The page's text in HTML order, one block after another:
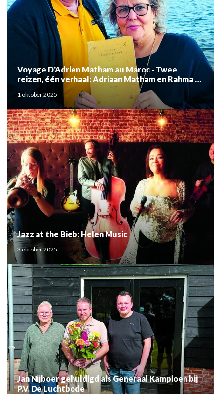
Voyage D'Adrien Matham au Maroc - Twee
reizen, één verhaal: Adriaan Matham en Rahma el
Mouden
1 oktober 2025
Jazz at the Bieb: Helen Music
3 oktober 2025
Jan Nijboer gehuldigd als Generaal Kampioen bij
P.V. De Luchtbode